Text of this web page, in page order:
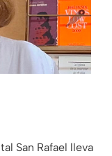
San Rafael lleva